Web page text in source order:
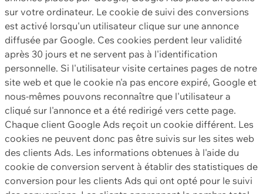
sur votre ordinateur. Le cookie de suivi des conversions
est activé lorsqu'un utilisateur clique sur une annonce
diffusée par Google. Ces cookies perdent leur validité
après 30 jours et ne servent pas à l'identification
personnelle. Si l'utilisateur visite certaines pages de notre
site web et que le cookie n'a pas encore expiré, Google et
nous-mêmes pouvons reconnaître que l'utilisateur a
cliqué sur l'annonce et a été redirigé vers cette page.
Chaque client Google Ads reçoit un cookie différent. Les
cookies ne peuvent donc pas être suivis sur les sites web
des clients Ads. Les informations obtenues à l'aide du
cookie de conversion servent à établir des statistiques de
conversion pour les clients Ads qui ont opté pour le suivi